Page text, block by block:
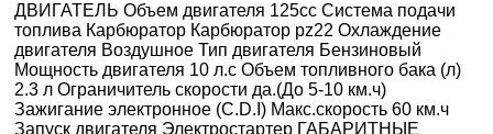
ДВИГАТЕЛЬ Объем двигателя 125cc Система подачи
топлива Карбюратор Карбюратор pz22 Охлаждение
двигателя Воздушное Тип двигателя Бензиновый
Мощность двигателя 10 л.с Объем топливного бака (л)
2.3 л Ограничитель скорости да.(До 5-10 км.ч)
Зажигание электронное (C.D.I) Макс.скорость 60 км.ч
Запуск двигателя Электростартер ГАБАРИТНЫЕ